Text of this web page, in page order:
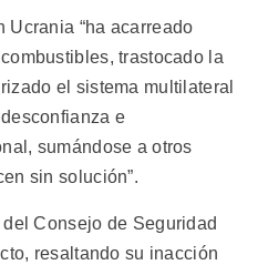
Ucrania “ha acarreado
trastocado la
el sistema multilateral
e
sumándose a otros
sin solución”.
Consejo de Seguridad
resaltando su inacción